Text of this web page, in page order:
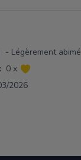
- Légèrement abimé
0 x
2026